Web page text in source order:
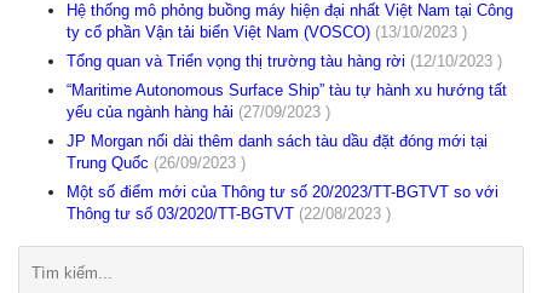
Hệ thống mô phỏng buồng máy hiện đại nhất Việt Nam tại Công
ty cổ phần Vận tải biển Việt Nam (VOSCO) (13/10/2023 )
Tổng quan và Triển vọng thị trường tàu hàng rời (12/10/2023 )
“Maritime Autonomous Surface Ship” tàu tự hành xu hướng tất
yếu của ngành hàng hải (27/09/2023 )
JP Morgan nối dài thêm danh sách tàu dầu đặt đóng mới tại
Trung Quốc (26/09/2023 )
Một số điểm mới của Thông tư số 20/2023/TT-BGTVT so với
Thông tư số 03/2020/TT-BGTVT (22/08/2023 )
kiếm: